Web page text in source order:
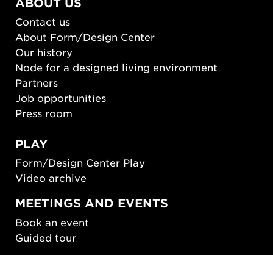
Contact us
About Form/Design Center
Our history
Node for a designed living environment
Partners
Job opportunities
Press room
PLAY
Form/Design Center Play
Video archive
MEETINGS AND EVENTS
Book an event
Guided tour